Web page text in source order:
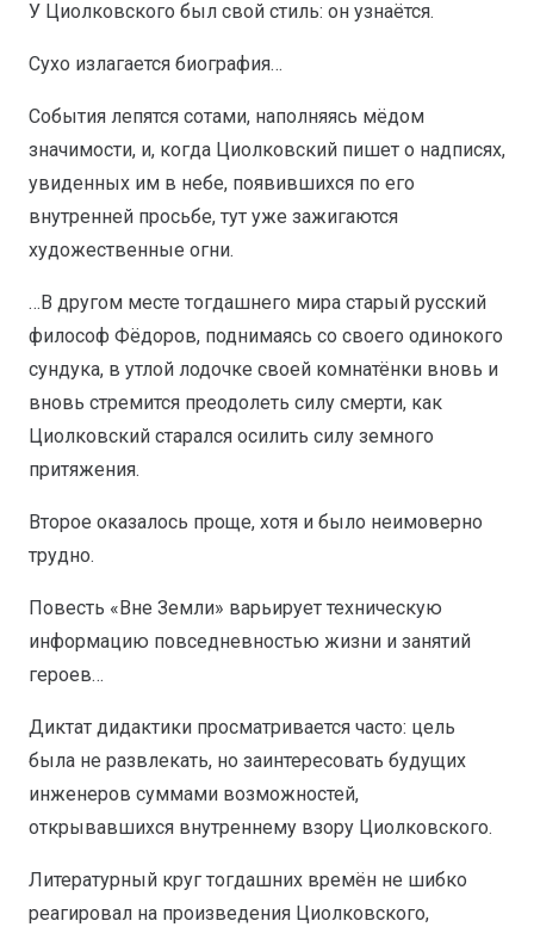
У Циолковского был свой стиль: он узнаётся.
Сухо излагается биография…
События лепятся сотами, наполняясь мёдом
значимости, и, когда Циолковский пишет о надписях,
увиденных им в небе, появившихся по его
внутренней просьбе, тут уже зажигаются
художественные огни.
…В другом месте тогдашнего мира старый русский
философ Фёдоров, поднимаясь со своего одинокого
сундука, в утлой лодочке своей комнатёнки вновь и
вновь стремится преодолеть силу смерти, как
Циолковский старался осилить силу земного
притяжения.
Второе оказалось проще, хотя и было неимоверно
трудно.
Повесть «Вне Земли» варьирует техническую
информацию повседневностью жизни и занятий
героев…
Диктат дидактики просматривается часто: цель
была не развлекать, но заинтересовать будущих
инженеров суммами возможностей,
открывавшихся внутреннему взору Циолковского.
Литературный круг тогдашних времён не шибко
реагировал на произведения Циолковского,